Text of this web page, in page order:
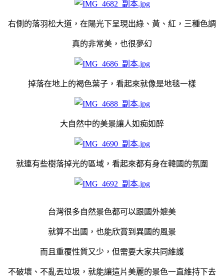
右側的落羽松大道，在陽光下呈現出綠、黃、紅，三種色調
真的非常美，也很夢幻
掉落在地上的褐色葉子，看起來就像是地毯一樣
大自然中的美景讓人如痴如醉
就連有些樹落掉光的區域，看起來都有身在韓國的氛圍
台灣很多自然景色都可以跟國外媲美
就算不出國，也能欣賞到異國的風景
而且重覆性質又少，但需要大家共同維護
不破壞、不亂丟垃圾，就能讓這片美麗的景色一直維持下去